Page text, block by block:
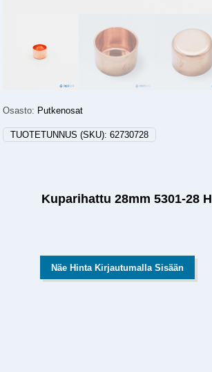
Osasto: Putkenosat
TUOTETUNNUS (SKU):62730728
Kuparihattu 28mm 5301-28 H
Näe Hinta Kirjautumalla Sisään